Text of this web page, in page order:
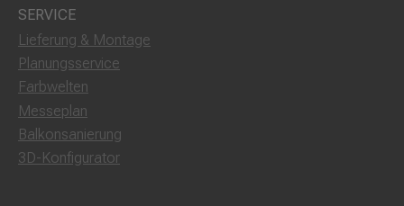
SERVICE
Lieferung & Montage
Planungsservice
Farbwelten
Messeplan
Balkonsanierung
3D-Konfigurator